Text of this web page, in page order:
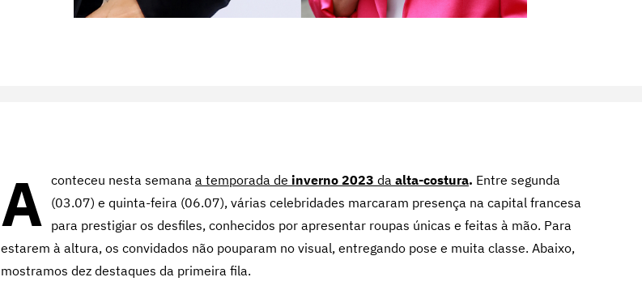
A conteceu nesta semana a temporada de inverno 2023 da alta-costura. Entre segunda
(03.07) e quinta-feira (06.07), várias celebridades marcaram presença na capital francesa
para prestigiar os desfiles, conhecidos por apresentar roupas únicas e feitas à mão. Para
estarem à altura, os convidados não pouparam no visual, entregando pose e muita classe. Abaixo,
mostramos dez destaques da primeira fila.